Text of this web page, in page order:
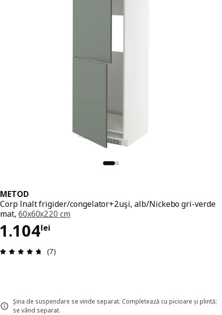
METOD
Corp înalt frigider/congelator+2uşi, alb/Nickebo gri-verde
mat, 60x60x220 cm
1.104lei
Preț 1104lei
Prezentare generală: 4.7 din 5 stele Total
(7)
Şina de suspendare se vinde separat. Completează cu picioare și plintă;
se vând separat.